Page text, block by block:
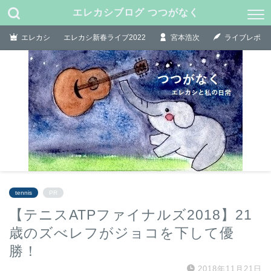
エレカシブログ つつがなく
エレカシ エレカシ新春ライブ2022 宮本浩次 ライブレポ
tennis PR
【テニスATPファイナルズ2018】21
歳のズべレフがジョコを下して優
勝！
2018年11月21日